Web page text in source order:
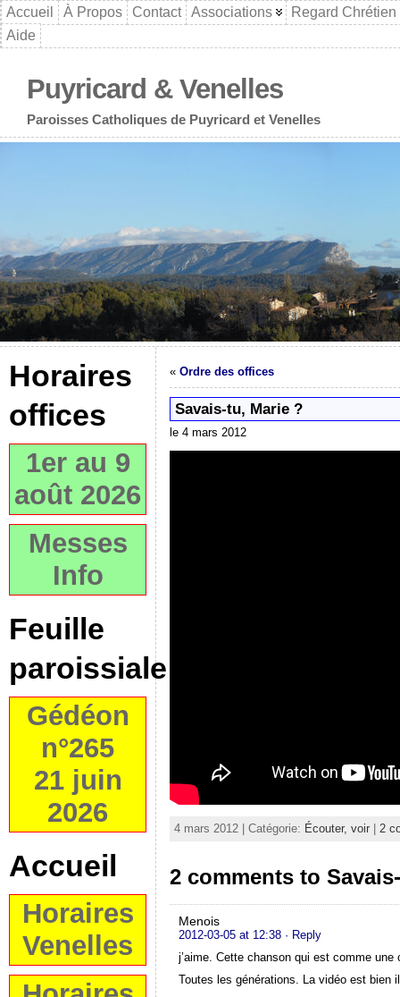
Accueil À Propos Contact Associations
Regard Chrétien
Aide
Puyricard & Venelles
Paroisses Catholiques de Puyricard et Venelles
Horaires
offices
1er au 9
août 2026
Messes
Info
Feuille
paroissiale
Gédéon
n°265
21 juin
2026
Accueil
Horaires
Venelles
« Ordre des offices
Savais-tu, Marie ?
le 4 mars 2012
4 mars 2012 | Catégorie: Écouter, voir | 2
2 comments to
Menois
2012-03-05 at 12:38 · Reply
j’aime. Cette chanson qui est comme
Toutes les générations. La vidéo est bien